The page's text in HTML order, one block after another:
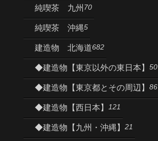
純喫茶 九州 70
純喫茶 沖縄5
建造物 北海道682
◆建造物【東京以外の東日本】 50
◆建造物【東京都とその周辺】 86
◆建造物【西日本】 121
◆建造物【九州・沖縄】 21